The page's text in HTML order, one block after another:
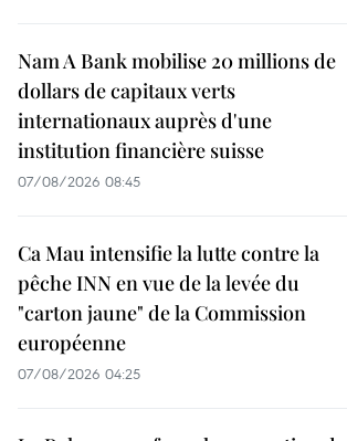
Nam A Bank mobilise 20 millions de
dollars de capitaux verts
internationaux auprès d'une
institution financière suisse
07/08/2026 08:45
Ca Mau intensifie la lutte contre la
pêche INN en vue de la levée du
"carton jaune" de la Commission
européenne
07/08/2026 04:25